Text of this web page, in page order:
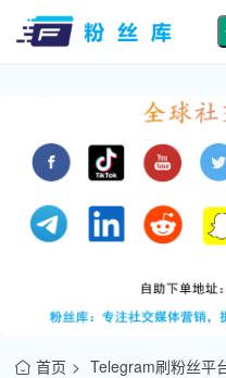
首页
Telegram刷粉丝平